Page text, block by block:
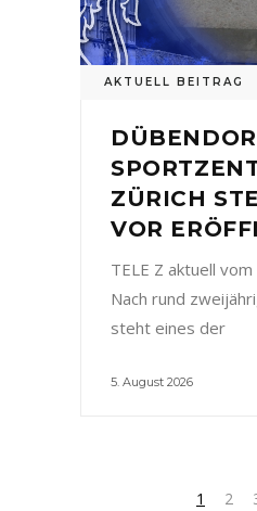
AKTUELL BEITRAG
ZÜRICH
VOR
TELE Z aktuell
Nach rund
steht eines der
5. August 2026
1 2